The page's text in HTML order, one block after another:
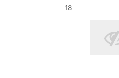
Résultat n°
18